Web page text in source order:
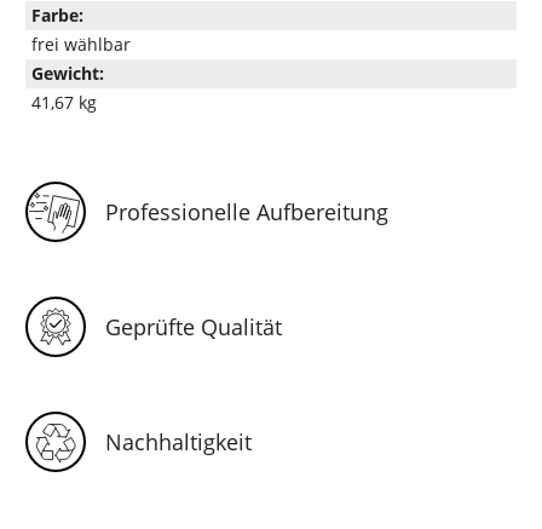
Farbe:
frei wählbar
Gewicht:
41,67 kg
Professionelle Aufbereitung
Geprüfte Qualität
Nachhaltigkeit